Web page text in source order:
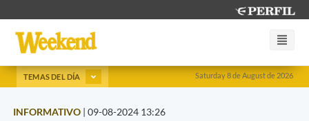
Saturday 8 de August de 2026
TEMAS DEL DÍA
INFORMATIVO | 09-08-2024 13:26